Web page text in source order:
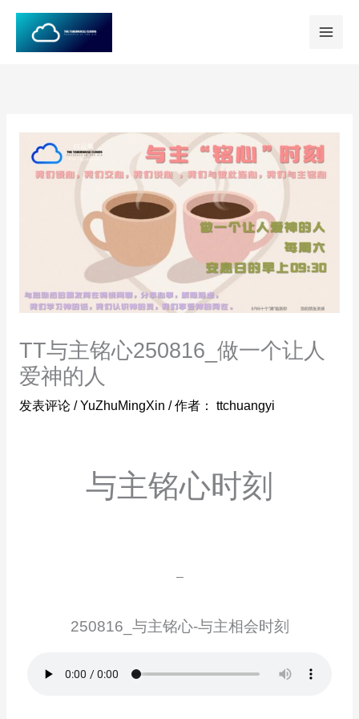
TT与主铭心250816_做一个让人
爱神的人
发表评论 /YuZhuMingXin / 作者： ttchuangyi
与主铭心时刻
–
250816_与主铭心-与主相会时刻